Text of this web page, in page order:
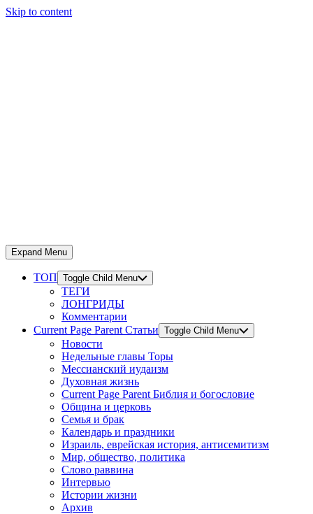
Skip to content
Expand Menu
ТОП Toggle Child Menu
ТЕГИ
ЛОНГРИДЫ
Комментарии
Current Page Parent Статьи Toggle Child Menu
Новости
Недельные главы Торы
Мессианский иудаизм
Духовная жизнь
Current Page Parent Библия и богословие
Община и церковь
Семья и брак
Календарь и праздники
Израиль, еврейская история, антисемитизм
Мир, общество, политика
Слово раввина
Интервью
Истории жизни
Архив